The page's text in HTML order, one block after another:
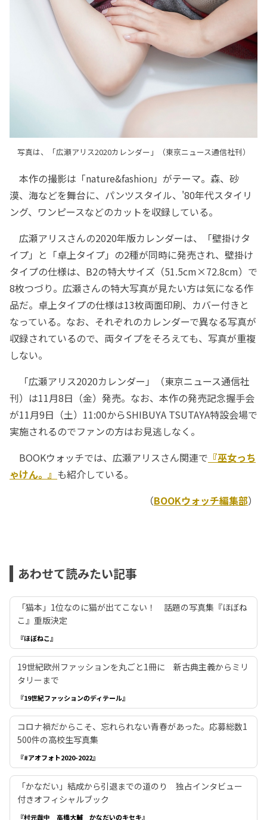
写真は、「広瀬アリス2020カレンダー」（東京ニュース通信社刊）
本作の撮影は「nature&fashion」がテーマ。森、砂
漠、海などを舞台に、パンツスタイル、'80年代スタイリ
ング、ワンピースなどのカットを収録している。
広瀬アリスさんの2020年版カレンダーは、「壁掛けタ
イプ」と「卓上タイプ」の2種が同時に発売され、壁掛け
タイプの仕様は、B2の特大サイズ（51.5cm×72.8cm）で
8枚つづり。広瀬さんの特大写真が見たい方は気になる作
品だ。卓上タイプの仕様は13枚両面印刷、カバー付きと
なっている。なお、それぞれのカレンダーで異なる写真が
収録されているので、両タイプをそろえても、写真が重複
しない。
「広瀬アリス2020カレンダー」（東京ニュース通信社
刊）は11月8日（金）発売。なお、本作の発売記念握手会
が11月9日（土）11:00からSHIBUYA TSUTAYA特設会場で
実施されるのでファンの方はお見逃しなく。
BOOKウォッチでは、広瀬アリスさん関連で 『巫女っち
ゃけん。』 も紹介している。
（BOOKウォッチ編集部）
あわせて読みたい記事
「猫本」1位なのに猫が出てこない！ 話題の写真集『ほぼね
こ』重版決定
『ほぼねこ』
19世紀欧州ファッションを丸ごと1冊に 新古典主義からミリ
タリーまで
『19世紀ファッションのディテール』
コロナ禍だからこそ、忘れられない青春があった。応募総数1
500件の高校生写真集
『#アオフォト2020-2022』
「かなだい」結成から引退までの道のり 独占インタビュー
付きオフィシャルブック
『村元哉中 高橋大輔 かなだいのキセキ』